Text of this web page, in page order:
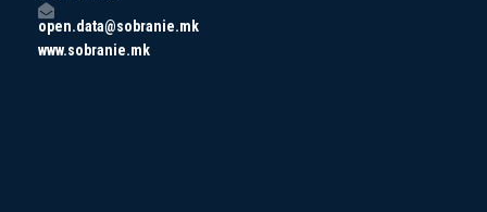
open.data@sobranie.mk
www.sobranie.mk